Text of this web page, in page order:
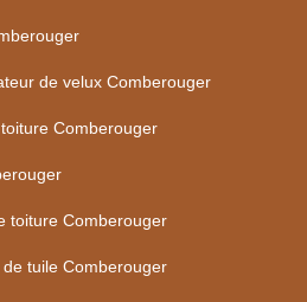
de velux Comberouger
Comberouger
toiture Comberouger
tuile Comberouger